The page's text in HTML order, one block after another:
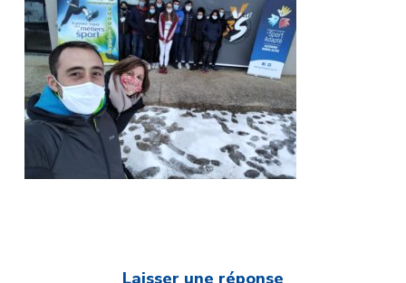
Laisser une réponse